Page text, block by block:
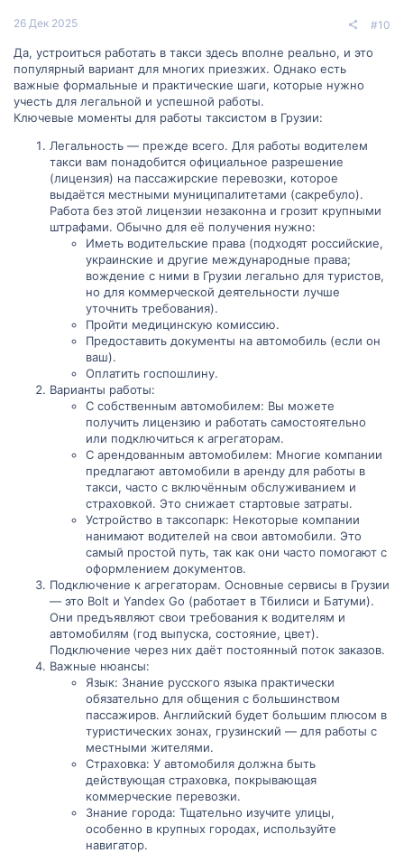
26 Дек 2025 #10
Да, устроиться работать в такси здесь вполне реально, и это
популярный вариант для многих приезжих. Однако есть
важные формальные и практические шаги, которые нужно
учесть для легальной и успешной работы.
Ключевые моменты для работы таксистом в Грузии:
Легальность — прежде всего. Для работы водителем
такси вам понадобится официальное разрешение
(лицензия) на пассажирские перевозки, которое
выдаётся местными муниципалитетами (сакребуло).
Работа без этой лицензии незаконна и грозит крупными
штрафами. Обычно для её получения нужно:
Иметь водительские права (подходят российские,
украинские и другие международные права;
вождение с ними в Грузии легально для туристов,
но для коммерческой деятельности лучше
уточнить требования).
Пройти медицинскую комиссию.
Предоставить документы на автомобиль (если он
ваш).
Оплатить госпошлину.
Варианты работы:
С собственным автомобилем: Вы можете
получить лицензию и работать самостоятельно
или подключиться к агрегаторам.
С арендованным автомобилем: Многие компании
предлагают автомобили в аренду для работы в
такси, часто с включённым обслуживанием и
страховкой. Это снижает стартовые затраты.
Устройство в таксопарк: Некоторые компании
нанимают водителей на свои автомобили. Это
самый простой путь, так как они часто помогают с
оформлением документов.
Подключение к агрегаторам. Основные сервисы в Грузии
— это Bolt и Yandex Go (работает в Тбилиси и Батуми).
Они предъявляют свои требования к водителям и
автомобилям (год выпуска, состояние, цвет).
Подключение через них даёт постоянный поток заказов.
Важные нюансы:
Язык: Знание русского языка практически
обязательно для общения с большинством
пассажиров. Английский будет большим плюсом в
туристических зонах, грузинский — для работы с
местными жителями.
Страховка: У автомобиля должна быть
действующая страховка, покрывающая
коммерческие перевозки.
Знание города: Тщательно изучите улицы,
особенно в крупных городах, используйте
навигатор.